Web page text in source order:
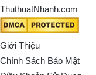
ThuthuatNhanh.com
Giới Thiệu
Chính Sách Bảo Mật